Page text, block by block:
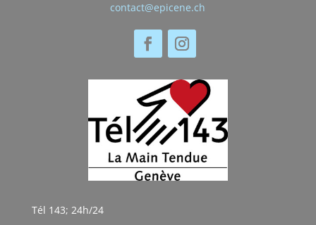
contact@epicene.ch
Tél 143; 24h/24